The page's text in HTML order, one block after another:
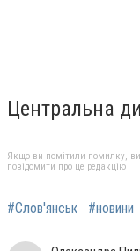
Центральна
Якщо ви помітили помилку,
повідомити про це редакцію
#Слов'янськ #новини